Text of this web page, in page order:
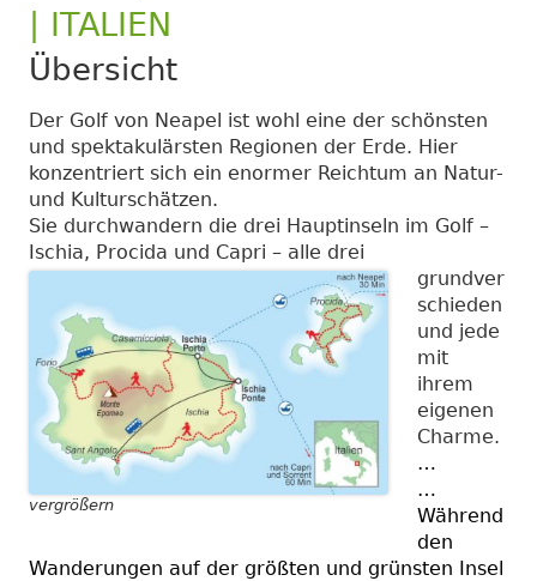
| ITALIEN
Übersicht
Der Golf von Neapel ist wohl eine der schönsten
und spektakulärsten Regionen der Erde. Hier
konzentriert sich ein enormer Reichtum an Natur-
und Kulturschätzen.
Sie durchwandern die drei Hauptinseln im Golf –
Ischia, Procida und Capri –
vergrößern
alle drei
grundver
schieden
und jede
mit
ihrem
eigenen
Charme.
…
…
Während
den
Wanderungen auf der größten und grünsten Insel